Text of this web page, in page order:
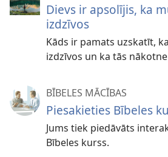
Dievs ir apsolījis, ka
izdzīvos
Kāds ir pamats uzskatīt,
izdzīvos un ka tās
BĪBELES MĀCĪBAS
Piesakieties Bībeles
Jums tiek piedāvāts
Bībeles kurss.